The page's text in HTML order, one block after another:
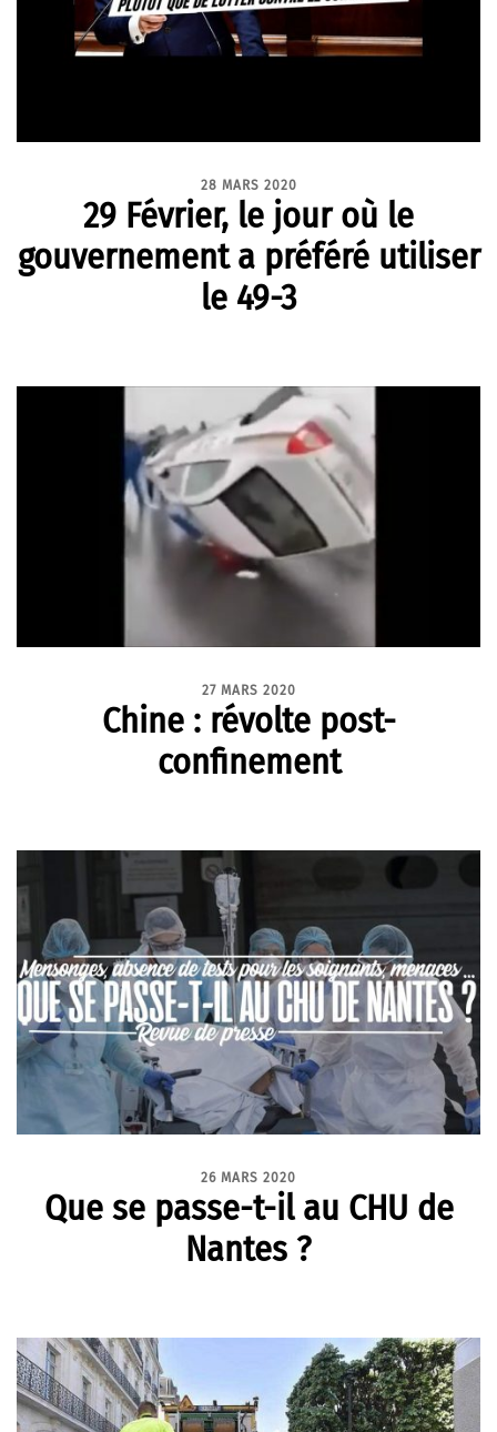
28 MARS 2020
29 Février, le jour où le
gouvernement a préféré utiliser
le 49-3
27 MARS 2020
Chine : révolte post-
confinement
26 MARS 2020
Que se passe-t-il au CHU de
Nantes ?